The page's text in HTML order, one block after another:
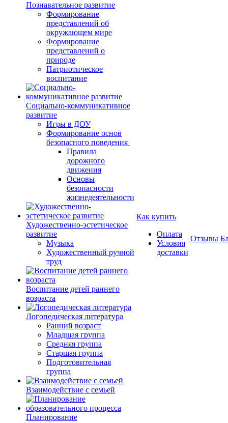
Познавательное развитие
Формирование
представлений об
окружающем мире
Формирование
представлений о
природе
Патриотическое
воспитание
Социально-коммуникативное
развитие
Игры в ДОУ
Формирование основ
безопасного поведения
Правила
дорожного
движения
Основы
безопасности
жизнедеятельности
Художественно-эстетическое
развитие
Музыка
Художественный ручной
труд
Воспитание детей раннего
возраста
Логопедическая литература
Ранний возраст
Младшая группа
Средняя группа
Старшая группа
Подготовительная
группа
Взаимодействие с семьей
Планирование
Как купить
Оплата
Условия
доставки
Отзывы